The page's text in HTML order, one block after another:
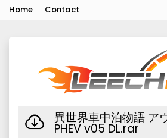
Home Contact
異世界車中泊物語 ア
PHEV v05 DL.rar